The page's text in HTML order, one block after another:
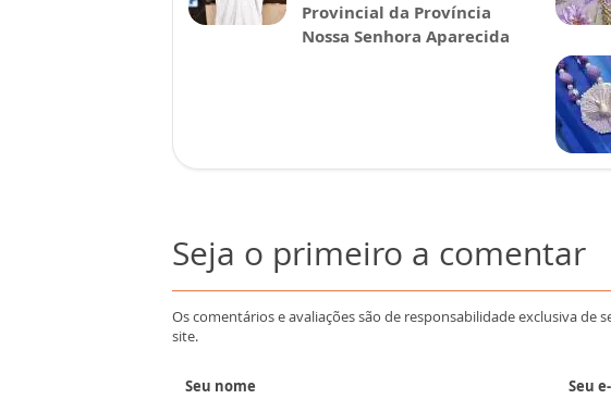
Provincial da Província
Nossa Senhora Aparecida
Seja o primeiro a comentar
Os comentários e avaliações são de responsabilidade exclusiva de
site.
Seu nome Seu